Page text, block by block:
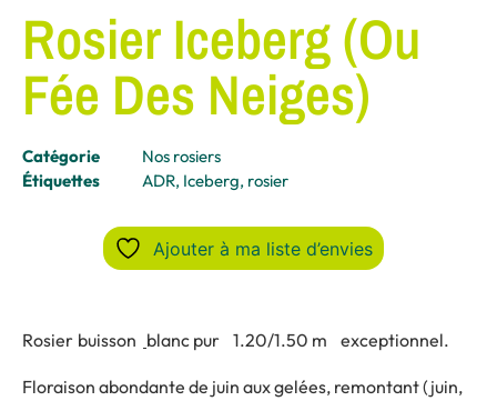
Rosier Iceberg (ou
Fée Des Neiges)
Catégorie
Nos rosiers
Étiquettes
ADR, Iceberg, rosier
Ajouter à ma liste d’envies
Rosier buisson blanc pur 1.20/1.50 m exceptionnel.
Floraison abondante de juin aux gelées, remontant (juin,